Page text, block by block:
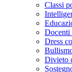
Classi
Docenti
Dress
Divieto